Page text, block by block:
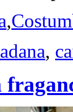
,
,